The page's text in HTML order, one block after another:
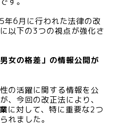
6月に行われた法律の改
以下の3つの視点が強化さ
女の格差」の情報公開が
の活躍に関する情報を公
、今回の改正法により、
に対して、特に重要な2つ
れました。